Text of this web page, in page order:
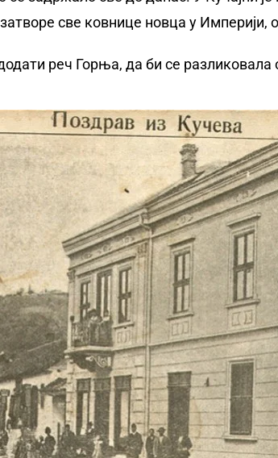
све ковнице новца у Империји,
реч Горња, да би се